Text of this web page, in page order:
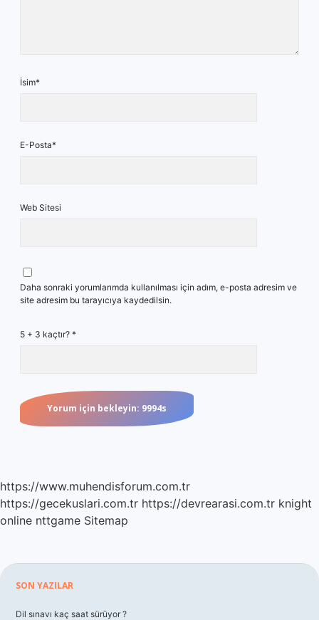
İsim*
E-Posta*
Web Sitesi
Daha sonraki yorumlarımda kullanılması için adım, e-posta adresim ve
site adresim bu tarayıcıya kaydedilsin.
5 + 3 kaçtır? *
https://www.muhendisforum.com.tr
https://gecekuslari.com.tr https://devrearasi.com.tr knight
online nttgame Sitemap
Sidebar
SON YAZILAR
Dil sınavı kaç saat sürüyor ?